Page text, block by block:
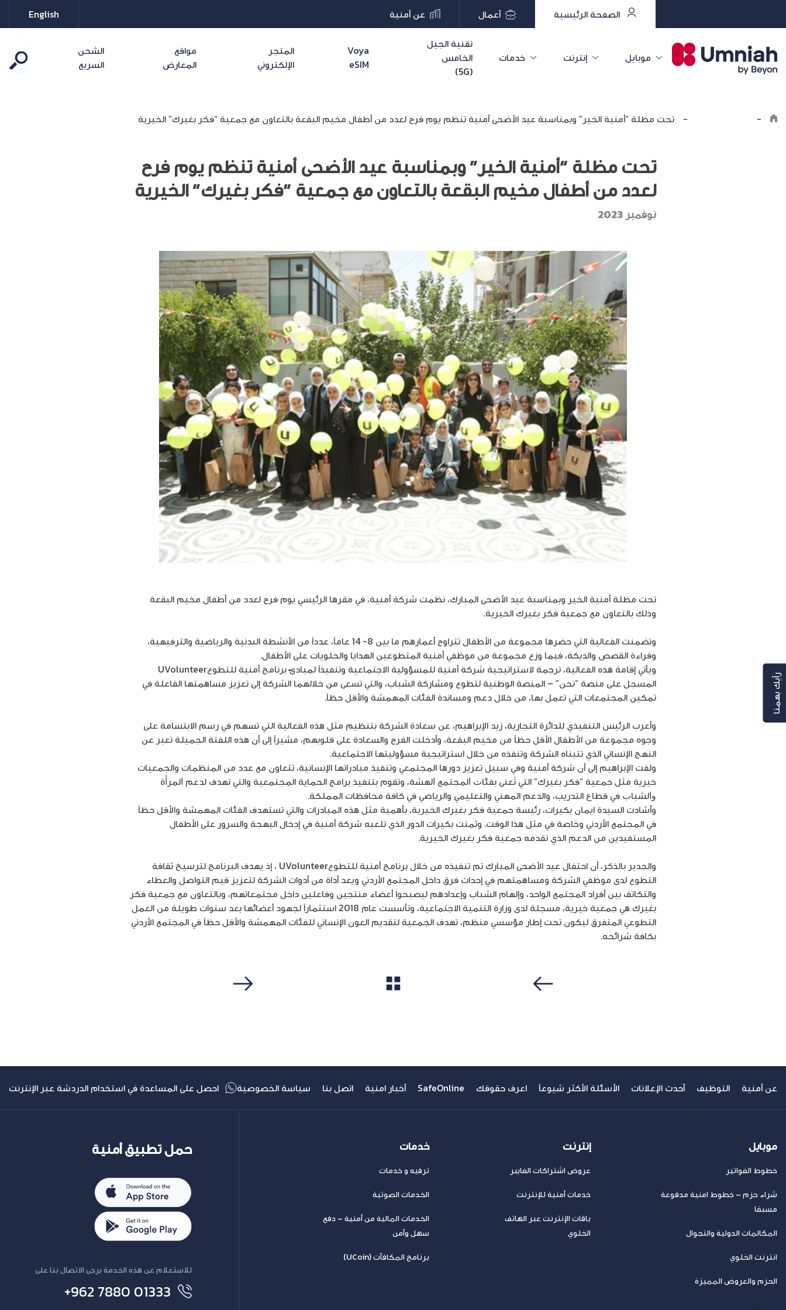
الصفحة الرئيسية أعمال عن أمنية English
موبايل إنترنت خدمات
تقنية الجيل
الخامس
(5G)
Voya
eSIM
المتجر
الإلكتروني
مواقع
المعارض
الشحن
السريع
-
- تحت مظلة “أمنية الخير” وبمناسبة عيد الأضحى أمنية تنظم يوم فرح لعدد من أطفال مخيم البقعة بالتعاون مع جمعية “فكر بغيرك” الخيرية
تحت مظلة “أمنية الخير” وبمناسبة عيد الأضحى أمنية تنظم يوم فرح
لعدد من أطفال مخيم البقعة بالتعاون مع جمعية “فكر بغيرك” الخيرية
نوفمبر 2023
تحت مظلة أمنية الخير وبمناسبة عيد الأضحى المبارك، نظمت شركة أمنية، في مقرها الرئيسي يوم فرح لعدد من أطفال مخيم البقعة
وذلك بالتعاون مع جمعية فكر بغيرك الخيرية.
وتضمنت الفعالية التي حضرها مجموعة من الأطفال تتراوح أعمارهم ما بين 8- 14 عاماً، عدداً من الأنشطة البدنية والرياضية والترفيهية،
وقراءة القصص والدبكة، فيما وزع مجموعة من موظفي أمنية المتطوعين الهدايا والحلويات على الأطفال.
ويأتي إقامة هذه الفعالية، ترجمة لاستراتيجية شركة أمنية للمسؤولية الاجتماعية وتنفيذاً لمبادئ برنامج أمنية للتطوعUVolunteer
المسجل على منصة “نحن” – المنصة الوطنية لتطوع ومشاركة الشباب، والتي تسعى من خلالهما الشركة إلى تعزيز مساهمتها الفاعلة في
تمكين المجتمعات التي تعمل بها، من خلال دعم ومساندة الفئات المهمشة والأقل حظاً.
وأعرب الرئيس التنفيذي للدائرة التجارية، زيد الإبراهيم، عن سعادة الشركة بتنظيم مثل هذه الفعالية التي تسهم في رسم الابتسامة على
وجوه مجموعة من الأطفال الأقل حظاً من مخيم البقعة، وأدخلت الفرح والسعادة على قلوبهم، مشيراً إلى أن هذه اللفتة الجميلة تعبر عن
النهج الإنساني الذي تتبناه الشركة وتنفذه من خلال استراتيجية مسؤوليتها الاجتماعية.
ولفت الإبراهيم إلى أن شركة أمنية وفي سبيل تعزيز دورها المجتمعي وتنفيذ مبادراتها الإنسانية، تتعاون مع عدد من المنظمات والجمعيات
خيرية مثل جمعية “فكر بغيرك” التي تُعنى ﺑﻔﺌﺎﺕ ﺍﻟﻤﺠﺘﻤﻊ ﺍلهشة، وتقوم بتنفيذ برامج الحماية المجتمعية والتي تهدف لدعم ﺍﻟﻤﺮﺃة
ﻭﺍﻟﺸﺒﺎﺏ ﻓﻲ ﻗﻄﺎﻉ التدريب، والدعم المهني والتعليمي والرياضي في كافة محافظات المملكة.
وأشادت السيدة ايمان بكيرات، رئيسة جمعية فكر بغيرك الخيرية، بأهمية مثل هذه المبادرات والتي تستهدف الفئات المهمشة والأقل حظاً
في المجتمع الأردني وخاصة في مثل هذا الوقت. وثمنت بكيرات الدور الذي تلعبه شركة أمنية في إدخال البهجة والسرور على الأطفال
المستفيدين من الدعم الذي تقدمه جمعية فكر بغيرك الخيرية.
والجدير بالذكر، أن احتفال عيد الأضحى المبارك تم تنفيذه من خلال برنامج أمنية للتطوعUVolunteer ، إذ يهدف البرنامج لترسيخ ثقافة
التطوع لدى موظفي الشركة ومساهمتهم في إحداث فرق داخل المجتمع الأردني ويعد أداة من أدوات الشركة لتعزيز قيم التواصل والعطاء
والتكاتف بين أفراد المجتمع الواحد، وإلهام الشباب وإعدادهم ليصبحوا أعضاء منتجين وفاعلين داخل مجتمعاتهم، وبالتعاون مع جمعية فكر
بغيرك هي جمعية خيرية، مسجلة لدى وزارة التنمية الاجتماعية، وتأسست عام 2018 استثماراً لجهود أعضائها بعد سنوات طويلة من العمل
التطوعي المتفرق ليكون تحت إطار مؤسسي منظم، تهدف الجمعية لتقديم العون الإنساني للفئات المهمشة والأقل حظاً في المجتمع الأردني
بكافة شرائحه.
عن أمنية التوظيف أحدث الإعلانات الأسئلة الأكثر شيوعاً اعرف حقوقك SafeOnline أخبار امنية اتصل بنا سياسة الخصوصية احصل على المساعدة في استخدام الدردشة عبر الإنترنت
موبايل
خطوط الفواتير
شراء حزم – خطوط امنية مدفوعة
مسبقا
المكالمات الدولية والتجوال
انترنت الخلوي
الحزم والعروض المميزة
إنترنت
عروض اشتراكات الفايبر
خدمات أمنية للإنترنت
باقات الإنترنت عبر الهاتف
الخلوي
خدمات
ترفيه و خدمات
الخدمات الصوتية
الخدمات المالية من أمنية – دفع
سهل وآمن
برنامج المكافآت (UCoin)
حمل تطبيق أمنية
للاستعلام عن هذه الخدمة يرجى الاتصال بنا على
+962 7880 01333
رأيك بهمنا